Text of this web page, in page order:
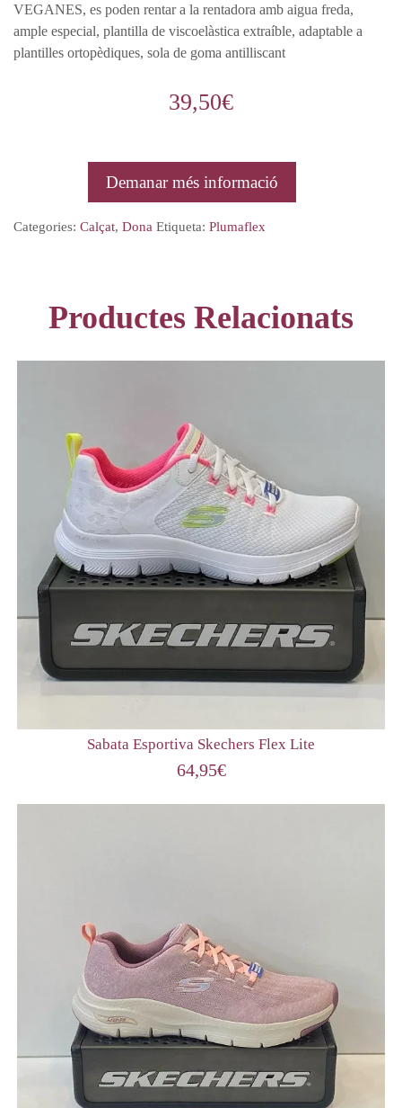
VEGANES, es poden rentar a la rentadora amb aigua freda,
ample especial, plantilla de viscoelàstica extraíble, adaptable a
plantilles ortopèdiques, sola de goma antilliscant
39,50€
Demanar més informació
Categories: Calçat, Dona Etiqueta: Plumaflex
Productes Relacionats
Sabata Esportiva Skechers Flex Lite
64,95€